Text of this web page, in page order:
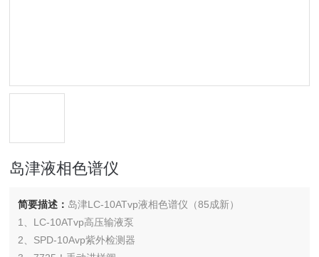
岛津液相色谱仪
简要描述： 岛津LC-10ATvp液相色谱仪（85成新）
1、LC-10ATvp高压输液泵
2、SPD-10Avp紫外检测器